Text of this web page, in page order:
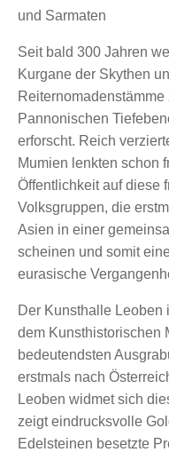
und Sarmaten
Seit bald 300 Jahren
Kurgane der Skythen
Pannonischen
erforscht. Reich
Mumien lenkten schon
Öffentlichkeit auf diese
Volksgruppen, die
Asien in einer
scheinen und somit
eurasische
Der Kunsthalle Leoben
dem Kunsthistorischen
bedeutendsten
erstmals nach
Leoben widmet sich
zeigt eindrucksvolle
Edelsteinen besetzte